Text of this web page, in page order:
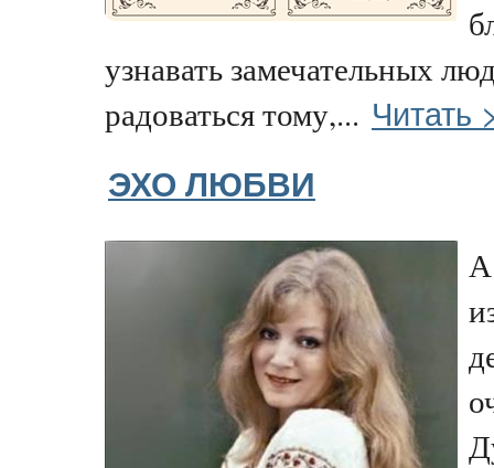
узнавать замечательных
радоваться тому,... Читать
ЭХО ЛЮБВИ
А